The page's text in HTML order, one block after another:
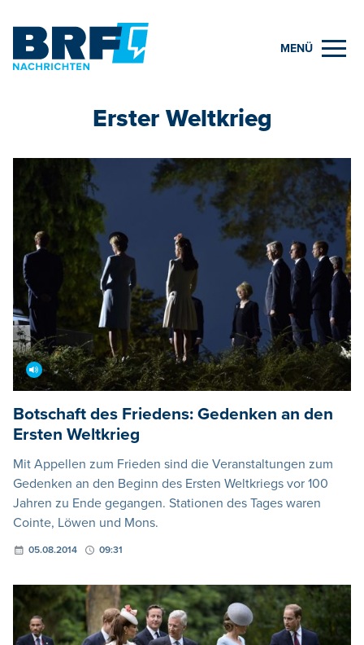
MENÜ
Erster Weltkrieg
Botschaft des Friedens: Gedenken an den
Ersten Weltkrieg
Mit Appellen zum Frieden sind die Veranstaltungen zum
Gedenken an den Beginn des Ersten Weltkriegs vor 100
Jahren zu Ende gegangen. Stationen des Tages waren
Cointe, Löwen und Mons.
05.08.2014 09:31